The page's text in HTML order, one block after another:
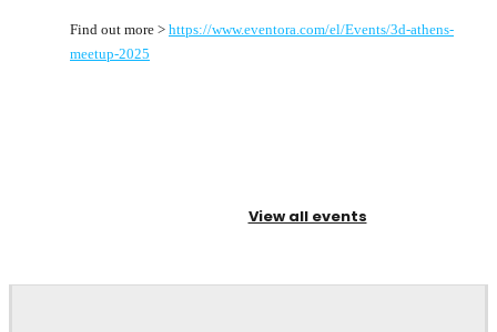
Find out more > https://www.eventora.com/el/Events/3d-athens-
meetup-2025
View all events